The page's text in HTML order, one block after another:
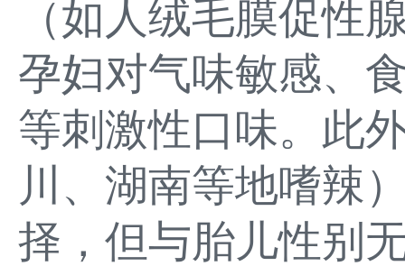
（如人绒毛膜促性
孕妇对气味敏感、
等刺激性口味。此
川、湖南等地嗜辣
择，但与胎儿性别